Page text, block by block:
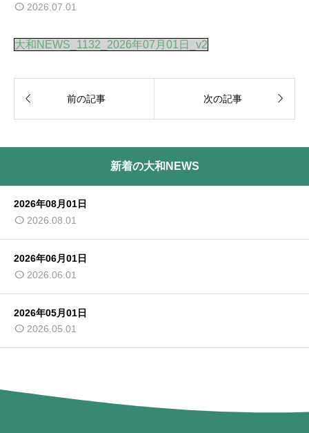
2026.07.01
大和NEWS_1132_2026年07月01日_v2
 前の記事 次の記事 
新着の大和NEWS
2026年08月01日
2026.08.01
2026年06月01日
2026.06.01
2026年05月01日
2026.05.01